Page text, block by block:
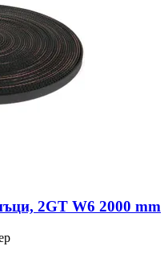
2GT W6 2000 mm